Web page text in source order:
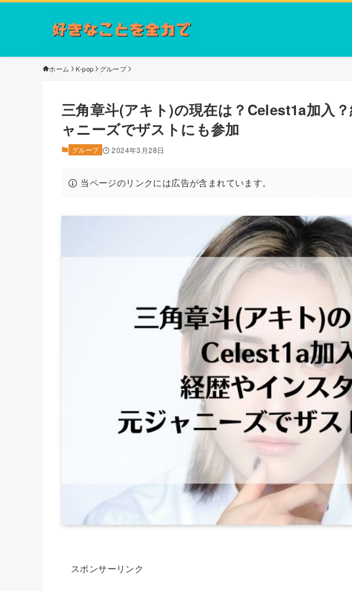
ホーム K-pop グループ
三角章斗(アキト)の現在は？Celest1a加入
ャニーズでザストにも参加
グループ 2024年3月28日
当ページのリンクには広告が含まれています。
スポンサーリンク